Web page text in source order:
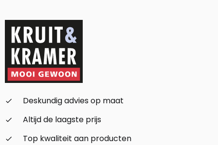
check_small
Deskundig advies op maat
check_small
Altijd de laagste prijs
check_small
Top kwaliteit aan producten